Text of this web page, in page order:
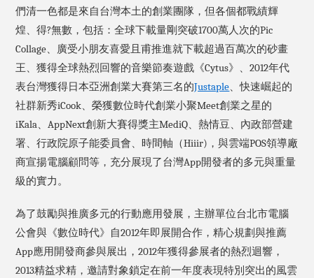
們清一色都是來自台灣本土的創業團隊，但各個都戰績輝
煌、得?無數，包括：全球下載量剛突破1700萬人次的Pic
Collage、廣受小朋友喜愛且甫推進就下載超過百萬次的砂畫
王、獲得全球熱烈回響的音樂節奏遊戲《Cytus》、2012年代
表台灣獲得日本亞洲創業大賽第三名的Justaple、快速崛起的
社群新秀iCook、榮獲數位時代創業小聚Meet創業之星的
iKala、AppNext創新大賽得獎主MediQ、熱情豆、內政部營建
署、行政院原子能委員會、時間軸（Hiiir)，與雲端POS領導廠
商宣揚電腦顧問等，充分展現了台灣App開發者的多元與重量
級的實力。
為了鼓勵與推廣多元的行動應用發展，主辦單位台北市電腦
公會與《數位時代》自2012年即展開合作，精心規劃與推薦
App應用開發商參與展出，2012年獲得參展者的熱烈迴響，
2013精益求精，邀請對象鎖定在前一年度表現特別突出的風雲